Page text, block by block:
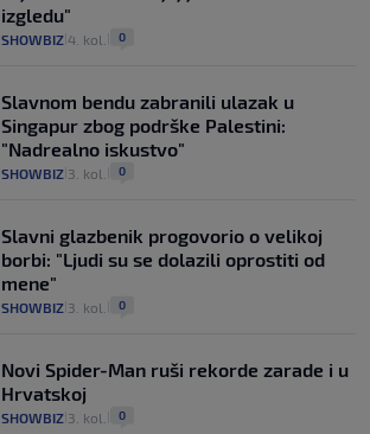
izgledu"
SHOWBIZ 4. kol. 0
Slavnom bendu zabranili ulazak u
Singapur zbog podrške Palestini:
"Nadrealno iskustvo"
SHOWBIZ 3. kol. 0
Slavni glazbenik progovorio o velikoj
borbi: "Ljudi su se dolazili oprostiti od
mene"
SHOWBIZ 3. kol. 0
Novi Spider-Man ruši rekorde zarade i u
Hrvatskoj
SHOWBIZ 3. kol. 0